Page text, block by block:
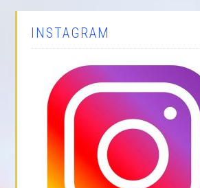
INSTAGRAM